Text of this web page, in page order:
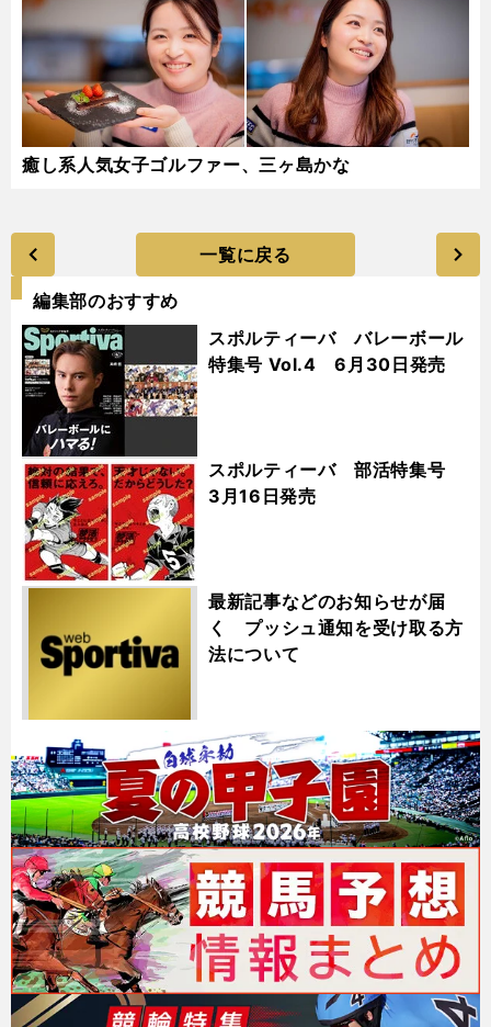
癒し系人気女子ゴルファー、三ヶ島かな
一覧に戻る
編集部のおすすめ
スポルティーバ バレーボール
特集号 Vol.4 6月30日発売
スポルティーバ 部活特集号
3月16日発売
最新記事などのお知らせが届
く プッシュ通知を受け取る方
法について